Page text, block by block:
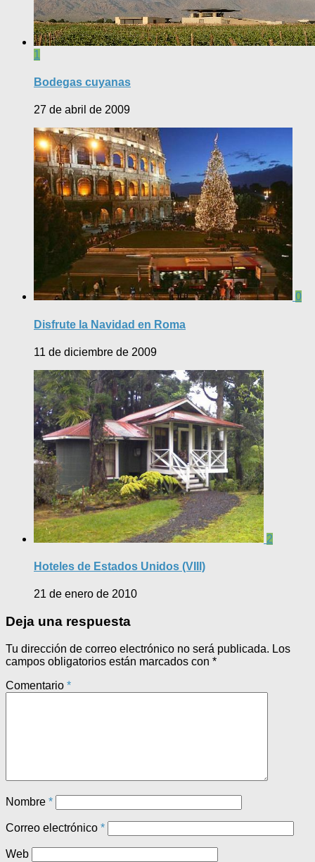
1
Bodegas cuyanas
27 de abril de 2009
0
Disfrute la Navidad en Roma
11 de diciembre de 2009
2
Hoteles de Estados Unidos (VIII)
21 de enero de 2010
Deja una respuesta
Tu dirección de correo electrónico no será publicada. Los
campos obligatorios están marcados con *
Comentario *
Nombre *
Correo electrónico *
Web